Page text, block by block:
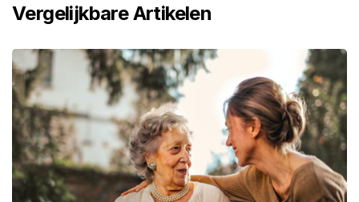
Vergelijkbare Artikelen